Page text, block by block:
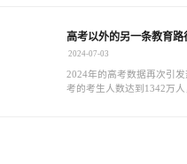
高考以外的另一条教育
2024-07-03
2024年的高考数据再次引
考的考生人数达到1342万